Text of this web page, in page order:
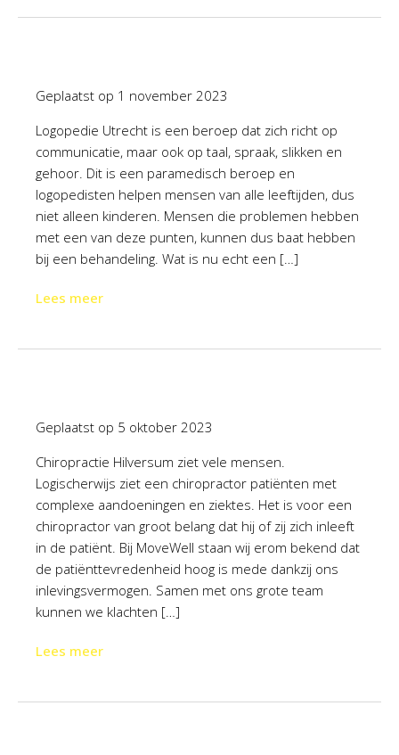
Geplaatst op 1 november 2023
Logopedie Utrecht is een beroep dat zich richt op
communicatie, maar ook op taal, spraak, slikken en
gehoor. Dit is een paramedisch beroep en
logopedisten helpen mensen van alle leeftijden, dus
niet alleen kinderen. Mensen die problemen hebben
met een van deze punten, kunnen dus baat hebben
bij een behandeling. Wat is nu echt een […]
Lees meer
Geplaatst op 5 oktober 2023
Chiropractie Hilversum ziet vele mensen.
Logischerwijs ziet een chiropractor patiënten met
complexe aandoeningen en ziektes. Het is voor een
chiropractor van groot belang dat hij of zij zich inleeft
in de patiënt. Bij MoveWell staan wij erom bekend dat
de patiënttevredenheid hoog is mede dankzij ons
inlevingsvermogen. Samen met ons grote team
kunnen we klachten […]
Lees meer